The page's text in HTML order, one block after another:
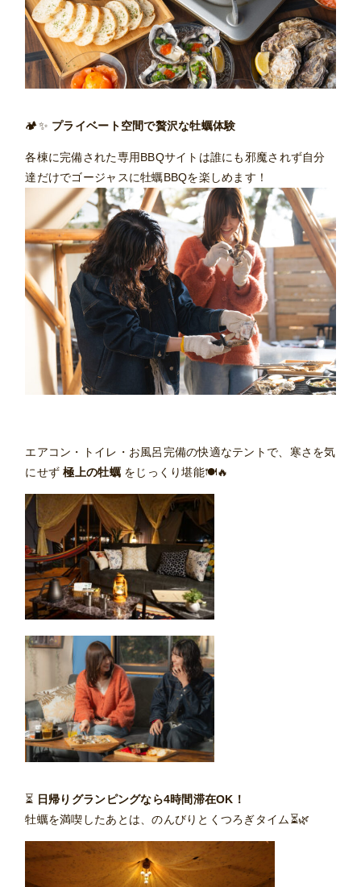
🏕✨ プライベート空間で贅沢な牡蠣体験
各棟に完備された専用BBQサイトは誰にも邪魔されず自分
達だけでゴージャスに牡蠣BBQを楽しめます！
エアコン・トイレ・お風呂完備の快適なテントで、寒さを気
にせず極上の牡蠣をじっくり堪能🍽🔥
⏳ 日帰りグランピングなら4時間滞在OK！
牡蠣を満喫したあとは、のんびりとくつろぎタイム⏳🌿